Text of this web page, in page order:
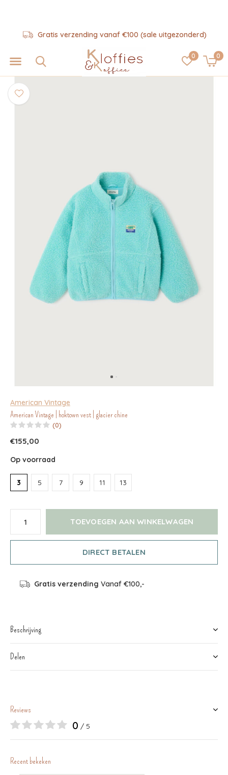
0 0
Gratis verzending vanaf €100 (sale uitgezonderd)
American Vintage
American Vintage | hoktown vest | glacier chine
(0)
€155,00
Op voorraad
3 5 7 9 11 13
TOEVOEGEN AAN WINKELWAGEN
DIRECT BETALEN
Gratis verzending Vanaf €100,-
Beschrijving
Delen
Reviews
0 / 5
Recent bekeken